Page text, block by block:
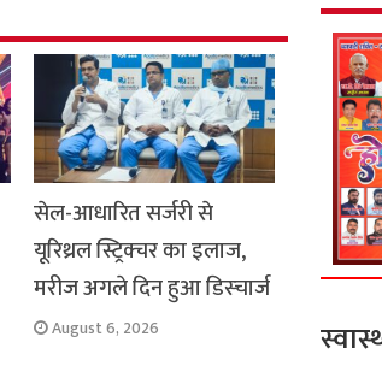
सेल-आधारित सर्जरी से
यूरिथ्रल स्ट्रिक्चर का इलाज,
मरीज अगले दिन हुआ डिस्चार्ज
August 6, 2026